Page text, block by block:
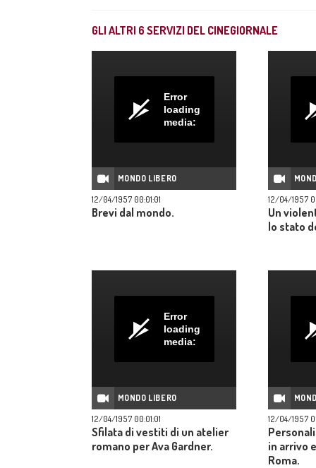
GLI ALTRI 6 SERVIZI DEL CINEGIORNALE
Error
loading
media:
MONDO LIBERO
12/04/1957 00:01:01
Brevi dal mondo.
12/04/1957
Un
lo stato
Error
loading
media:
MONDO LIBERO
12/04/1957 00:01:01
Sfilata di vestiti di un atelier
romano per Ava Gardner.
12/04/1957
in arrivo
Roma.